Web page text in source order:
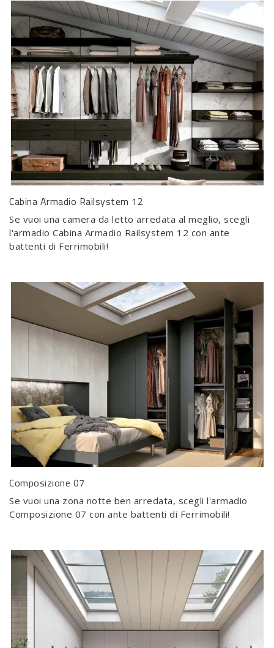
Cabina Armadio Railsystem 12
Se vuoi una camera da letto arredata al meglio, scegli
l'armadio Cabina Armadio Railsystem 12 con ante
battenti di Ferrimobili!
Composizione 07
Se vuoi una zona notte ben arredata, scegli l'armadio
Composizione 07 con ante battenti di Ferrimobili!